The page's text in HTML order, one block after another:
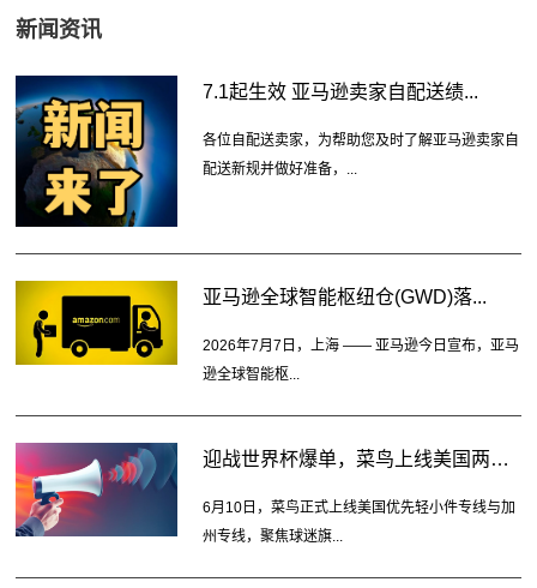
新闻资讯
7.1起生效 亚马逊卖家自配送绩...
各位自配送卖家，为帮助您及时了解亚马逊卖家自
配送新规并做好准备，...
亚马逊全球智能枢纽仓(GWD)落...
2026年7月7日，上海 —— 亚马逊今日宣布，亚马
逊全球智能枢...
迎战世界杯爆单，菜鸟上线美国两大...
6月10日，菜鸟正式上线美国优先轻小件专线与加
州专线，聚焦球迷旗...